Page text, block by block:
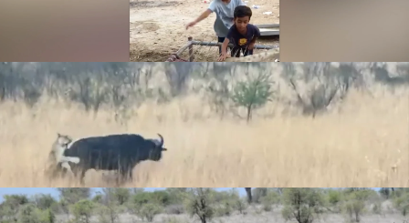
9. Un búfalo intenta huir de unas leonas
Leer más© Newsflare
10. Una leona le muestra a un león quién
manda realmente
Leer más© Caters News